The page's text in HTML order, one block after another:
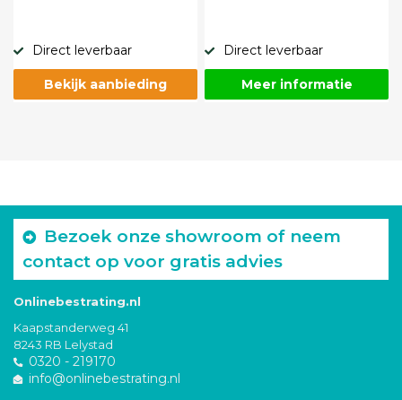
Direct leverbaar
Bekijk aanbieding
Direct leverbaar
Meer informatie
Bezoek onze showroom of neem
contact op voor gratis advies
Onlinebestrating.nl
Kaapstanderweg 41
8243 RB Lelystad
0320 - 219170
info@onlinebestrating.nl